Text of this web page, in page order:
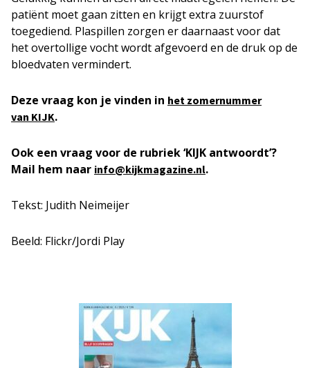
patiënt moet gaan zitten en krijgt extra zuurstof
toegediend. Plaspillen zorgen er daarnaast voor dat
het overtollige vocht wordt afgevoerd en de druk op de
bloedvaten vermindert.
Deze vraag kon je vinden in het zomernummer
van KIJK.
Ook een vraag voor de rubriek ‘KIJK antwoordt’?
Mail hem naar info@kijkmagazine.nl.
Tekst: Judith Neimeijer
Beeld: Flickr/Jordi Play